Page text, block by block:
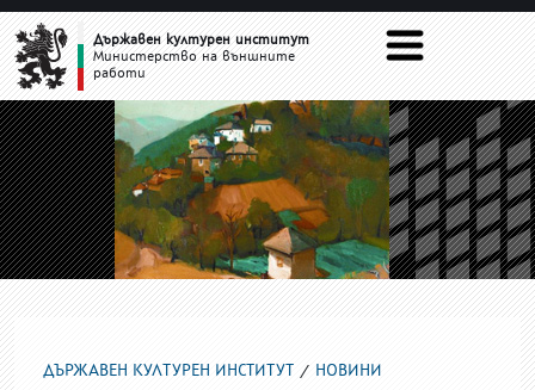
НОВИНИДържавен културен институт
Министерство на външните
работи
ДЪРЖАВЕН КУЛТУРЕН ИНСТИТУТ НОВИНИ